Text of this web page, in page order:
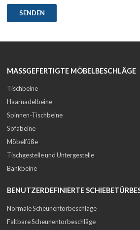
SENDEN
MASSGEFERTIGTE MÖBELBESCHLÄGE
Tischbeine
Haarnadelbeine
Spinnen-Tischbeine
Sofabeine
Möbelfüße
Tischgestelle und Untergestelle
Bankbeine
BENUTZERDEFINIERTE
Normale Scheunentorbeschläge
Faltbare Scheunentorbeschläge